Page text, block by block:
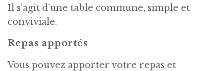
Il s’agit d’une table commune, simple et
conviviale.
Repas apportés
Vous pouvez apporter votre repas et